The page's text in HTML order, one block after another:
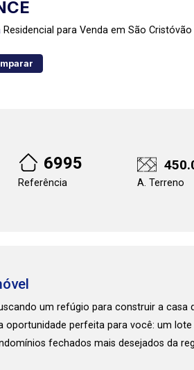
Residencial para Venda em São Cristóvão
6995
Referência A. Terreno
um refúgio para construir a casa
oportunidade perfeita para você: um
fechados mais desejados da